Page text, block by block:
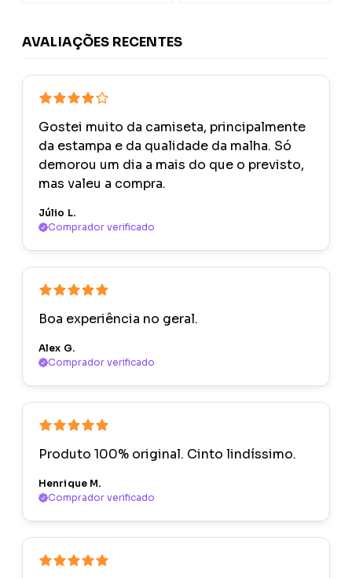
AVALIAÇÕES RECENTES
Gostei muito da camiseta, principalmente
da estampa e da qualidade da malha. Só
demorou um dia a mais do que o previsto,
mas valeu a compra.
Júlio L.
Comprador verificado
Boa experiência no geral.
Alex G.
Comprador verificado
Produto 100% original. Cinto lindíssimo.
Henrique M.
Comprador verificado